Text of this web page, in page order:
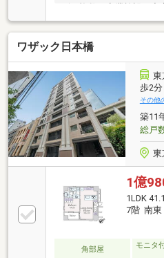
まで徒歩約10分と、お
です。休日の運動やお散
園がおすすめ。眺望良好
採光の明るいリビング・
の広さ。1.25坪の広い浴
など設備充実！≪ご内
ご確認いただくことで、
ど湧きやすくなります♪
の日時をお気軽にお申し
ワザック日本橋
東
歩2分
その他
築11
総戸
東
1億
1LDK
7階 南東
角部屋
モニタ